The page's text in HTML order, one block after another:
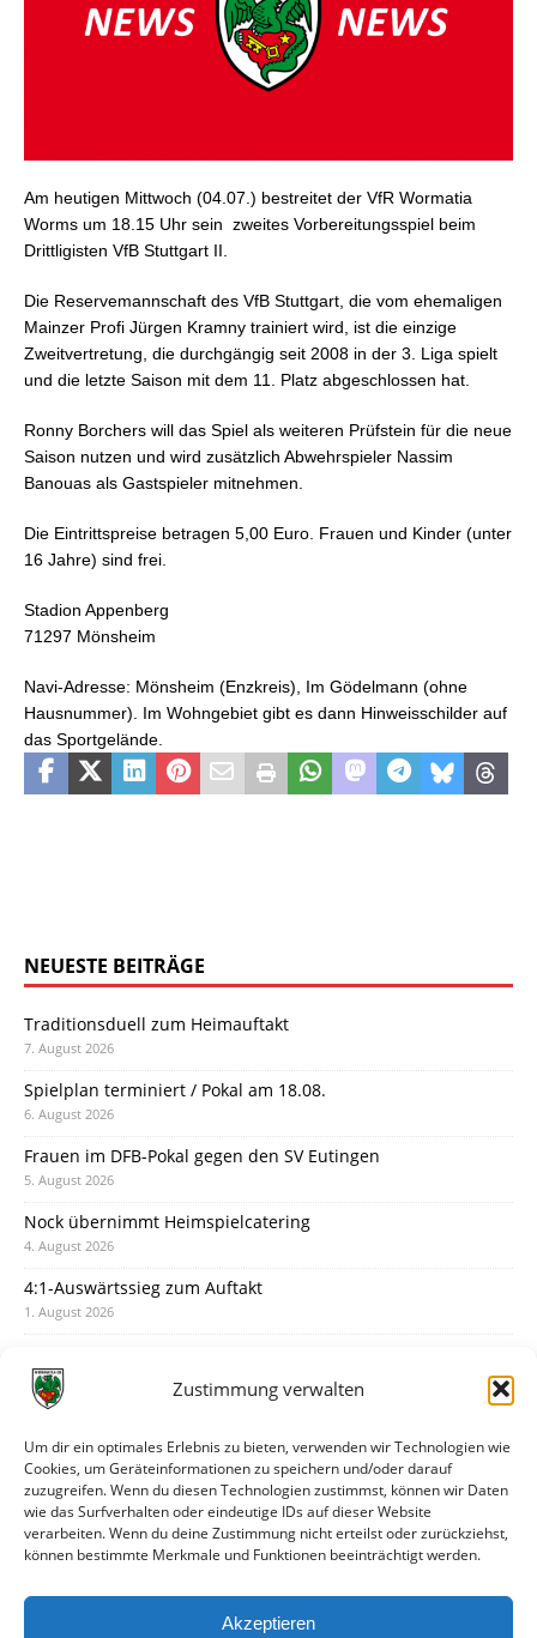
Zustimmung verwalten
Um dir ein optimales Erlebnis zu bieten, verwenden wir Technologien wie
Cookies, um Geräteinformationen zu speichern und/oder darauf
zuzugreifen. Wenn du diesen Technologien zustimmst, können wir Daten
wie das Surfverhalten oder eindeutige IDs auf dieser Website
verarbeiten. Wenn du deine Zustimmung nicht erteilst oder zurückziehst,
können bestimmte Merkmale und Funktionen beeinträchtigt werden.
Akzeptieren
Am heutigen Mittwoch (04.07.) bestreitet der VfR Wormatia
Worms um 18.15 Uhr sein zweites Vorbereitungsspiel beim
Drittligisten VfB Stuttgart II.
Die Reservemannschaft des VfB Stuttgart, die vom ehemaligen
Mainzer Profi Jürgen Kramny trainiert wird, ist die einzige
Zweitvertretung, die durchgängig seit 2008 in der 3. Liga spielt
und die letzte Saison mit dem 11. Platz abgeschlossen hat.
Ronny Borchers will das Spiel als weiteren Prüfstein für die neue
Saison nutzen und wird zusätzlich Abwehrspieler Nassim
Banouas als Gastspieler mitnehmen.
Die Eintrittspreise betragen 5,00 Euro. Frauen und Kinder (unter
16 Jahre) sind frei.
Stadion Appenberg
71297 Mönsheim
Navi-Adresse: Mönsheim (Enzkreis), Im Gödelmann (ohne
Hausnummer). Im Wohngebiet gibt es dann Hinweisschilder auf
das Sportgelände.
NEUESTE BEITRÄGE
Traditionsduell zum Heimauftakt
7. August 2026
Spielplan terminiert / Pokal am 18.08.
6. August 2026
Frauen im DFB-Pokal gegen den SV Eutingen
5. August 2026
Nock übernimmt Heimspielcatering
4. August 2026
4:1-Auswärtssieg zum Auftakt
1. August 2026
31. Juli 2026
30. Juli 2026
Deine Spielminute: 89+1
28. Juli 2026
Neuer Rückensponsor
Neue Podcast-Folge: So tickt Björn!